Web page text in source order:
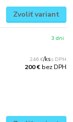
Zvoliť variant
246 €/ks
200 €bez DPH
3 dni